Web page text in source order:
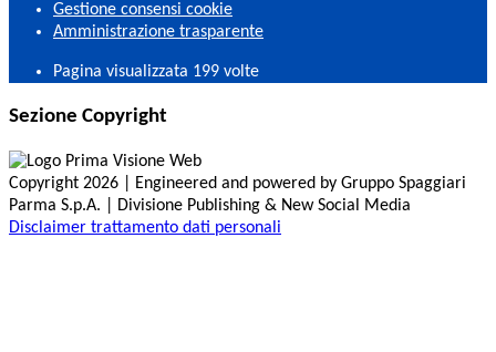
Gestione consensi cookie
Amministrazione trasparente
Pagina visualizzata 199 volte
Sezione Copyright
Copyright 2026 | Engineered and powered by Gruppo Spaggiari
Parma S.p.A. | Divisione Publishing & New Social Media
Disclaimer trattamento dati personali